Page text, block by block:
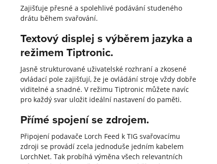
Zajišťuje přesné a spolehlivé podávání studeného
drátu během svařování.
Textový displej s výběrem jazyka a
režimem Tiptronic.
Jasně strukturované uživatelské rozhraní a zkosené
ovládací pole zajišťují, že je ovládání stroje vždy dobře
viditelné a snadné. V režimu Tiptronic můžete navíc
pro každý svar uložit ideální nastavení do paměti.
Přímé spojení se zdrojem.
Připojení podavače Lorch Feed k TIG svařovacímu
zdroji se provádí zcela jednoduše jedním kabelem
LorchNet. Tak probíhá výměna všech relevantních